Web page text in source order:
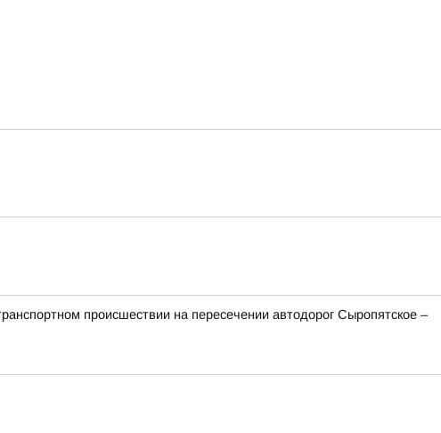
происшествии на пересечении автодорог Сыропятское –